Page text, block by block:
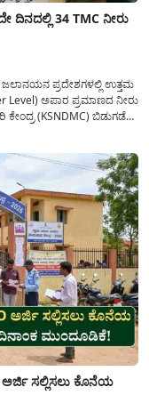
ದಿನದಲ್ಲಿ 34 TMC ನೀರು
ಜಲಾನಯನ ಪ್ರದೇಶಗಳಲ್ಲಿ ಉತ್ತಮ
Level) ಅಪಾರ ಪ್ರಮಾಣದ ನೀರು
ಕೇಂದ್ರ (KSNDMC) ಬಿಡುಗಡೆ
ಅರ್ಜಿ ಸಲ್ಲಿಸಲು ಕೊನೆಯ